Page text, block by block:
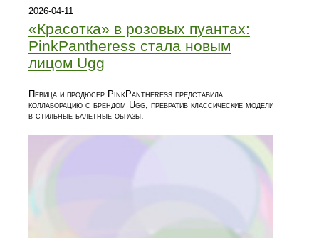
2026-04-11
«Красотка» в розовых пуантах:
PinkPantheress стала новым
лицом Ugg
Певица и продюсер PinkPantheress представила
коллаборацию с брендом Ugg, превратив классические модели
в стильные балетные образы.